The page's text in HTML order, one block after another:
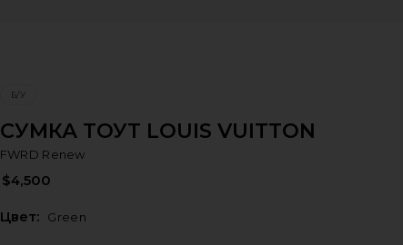
Б/У
СУМКА ТОУТ LOUIS VUITTON
FWRD Renew
$4,500
Цвет: Green